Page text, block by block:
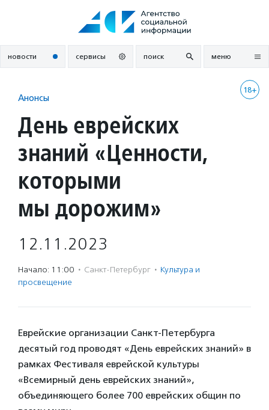
новости сервисы поиск меню
18+
Анонсы
День еврейских
знаний «Ценности,
которыми
мы дорожим»
12.11.2023
Начало: 11:00 · Санкт-Петербург · Культура и
просвещение
Еврейские организации Санкт-Петербурга
десятый год проводят «День еврейских знаний» в
рамках Фестиваля еврейской культуры
«Всемирный день еврейских знаний»,
объединяющего более 700 еврейских общин по